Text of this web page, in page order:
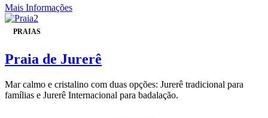
Mais Informações
PRAIAS
Praia de Jurerê
Mar calmo e cristalino com duas opções: Jurerê tradicional para
famílias e Jurerê Internacional para badalação.